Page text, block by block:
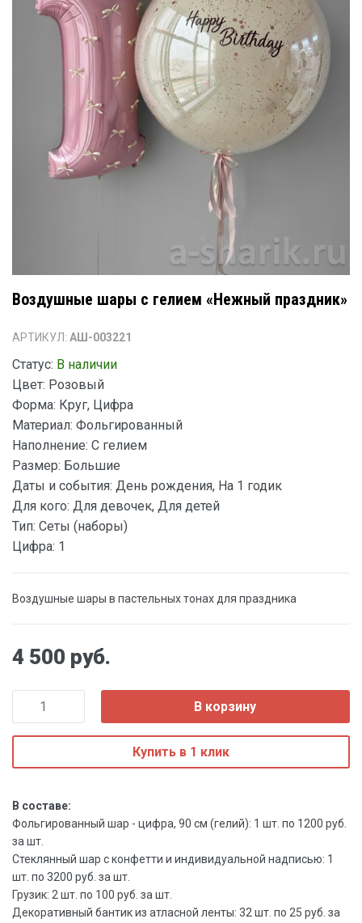
Воздушные шары с гелием «Нежный праздник»
АРТИКУЛ: АШ-003221
Статус: В наличии
Цвет: Розовый
Форма: Круг, Цифра
Материал: Фольгированный
Наполнение: С гелием
Размер: Большие
Даты и события: День рождения, На 1 годик
Для кого: Для девочек, Для детей
Тип: Сеты (наборы)
Цифра: 1
Воздушные шары в пастельных тонах для праздника
4 500 руб.
В корзину
Купить в 1 клик
В составе:
Фольгированный шар - цифра, 90 см (гелий): 1 шт. по 1200 руб.
за шт.
Стеклянный шар с конфетти и индивидуальной надписью: 1
шт. по 3200 руб. за шт.
Грузик: 2 шт. по 100 руб. за шт.
Декоративный бантик из атласной ленты: 32 шт. по 25 руб. за